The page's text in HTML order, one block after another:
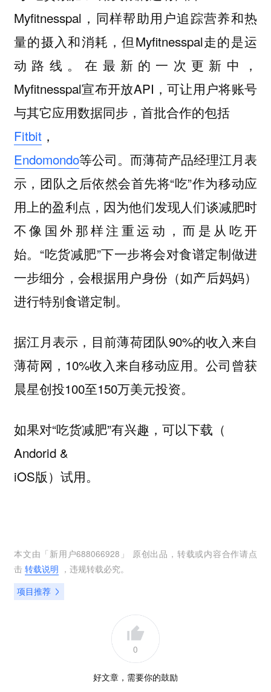
Myfitnesspal，同样帮助用户追踪营养和热
量的摄入和消耗，但Myfitnesspal走的是运
动路线。在最新的一次更新中，
Myfitnesspal宣布开放API，可让用户将账号
与其它应用数据同步，首批合作的包括
Fitbit，
Endomondo等公司。而薄荷产品经理江月表
示，团队之后依然会首先将“吃”作为移动应
用上的盈利点，因为他们发现人们谈减肥时
不像国外那样注重运动，而是从吃开
始。“吃货减肥”下一步将会对食谱定制做进
一步细分，会根据用户身份（如产后妈妈）
进行特别食谱定制。
据江月表示，目前薄荷团队90%的收入来自
薄荷网，10%收入来自移动应用。公司曾获
晨星创投100至150万美元投资。
如果对“吃货减肥”有兴趣，可以下载（
Andorid &
iOS版）试用。
本文由「 新用户688066928 」 原创出品，转载或内容合作请点
击 转载说明 ，违规转载必究。
项目推荐
0
好文章，需要你的鼓励